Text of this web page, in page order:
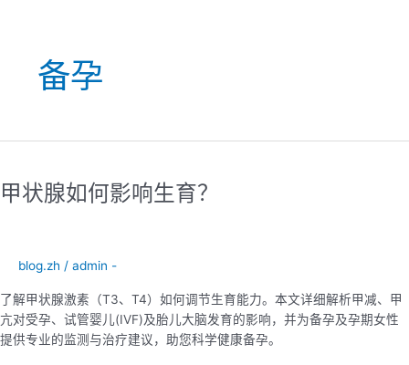
备孕
甲状腺如何影响生育？
blog.zh / admin -
了解甲状腺激素（T3、T4）如何调节生育能力。本文详细解析甲减、甲
亢对受孕、试管婴儿(IVF)及胎儿大脑发育的影响，并为备孕及孕期女性
提供专业的监测与治疗建议，助您科学健康备孕。
腺
生
育？